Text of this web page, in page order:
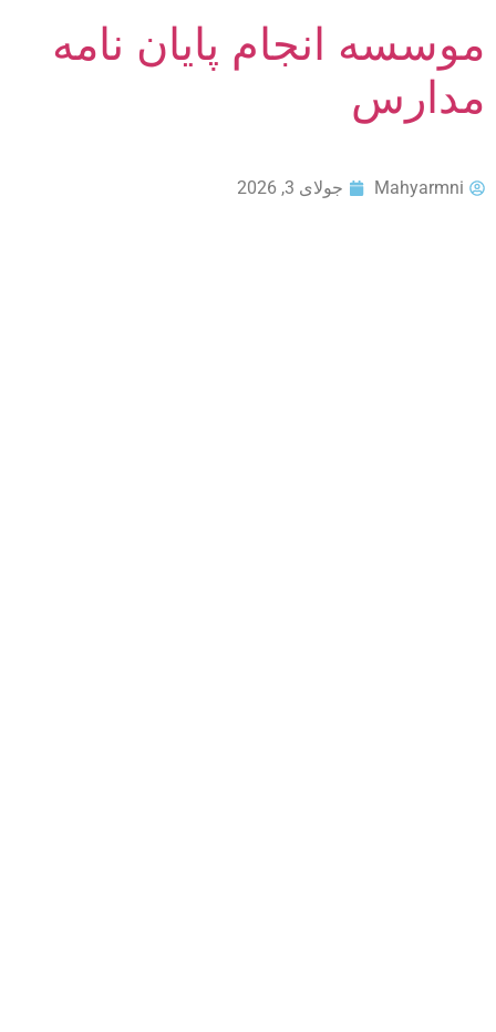
موسسه انجام پایان نامه
مدارس
Mahyarmni جولای 3, 2026